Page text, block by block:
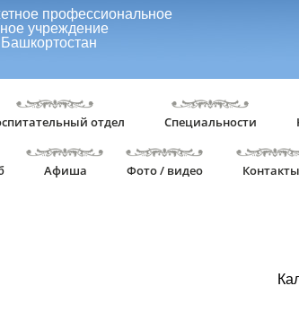
профессиональное
учреждение
отдел Специальности
Афиша Фото / видео